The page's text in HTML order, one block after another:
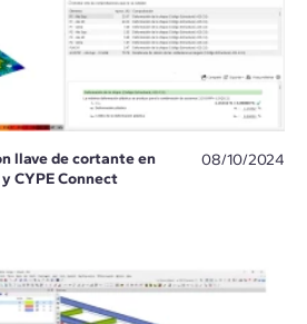
llave de cortante en
CYPE Connect
08/10/2024